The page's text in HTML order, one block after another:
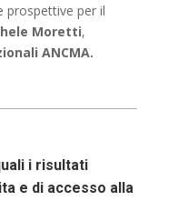
prospettive per il
Moretti,
ANCMA.
i risultati
e di accesso alla